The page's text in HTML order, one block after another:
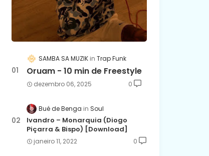
SAMBA SA MUZIK Trap Funk
Oruam - 10 min de Freestyle
dezembro 06, 2025 0
Bué de Benga Soul
Ivandro – Monarquia (Diogo
Piçarra & Bispo) [Download]
janeiro 11, 2022 0